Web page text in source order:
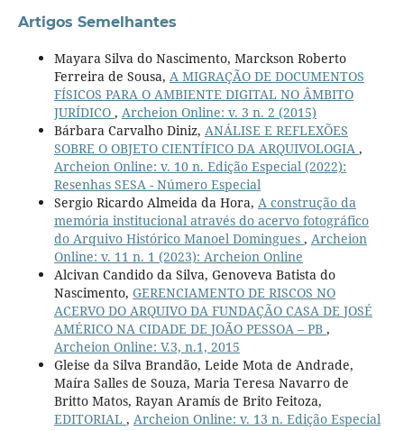
Artigos Semelhantes
Mayara Silva do Nascimento, Marckson Roberto
Ferreira de Sousa, A MIGRAÇÃO DE DOCUMENTOS
FÍSICOS PARA O AMBIENTE DIGITAL NO ÂMBITO
JURÍDICO , Archeion Online: v. 3 n. 2 (2015)
Bárbara Carvalho Diniz, ANÁLISE E REFLEXÕES
SOBRE O OBJETO CIENTÍFICO DA ARQUIVOLOGIA ,
Archeion Online: v. 10 n. Edição Especial (2022):
Resenhas SESA - Número Especial
Sergio Ricardo Almeida da Hora, A construção da
memória institucional através do acervo fotográfico
do Arquivo Histórico Manoel Domingues , Archeion
Online: v. 11 n. 1 (2023): Archeion Online
Alcivan Candido da Silva, Genoveva Batista do
Nascimento, GERENCIAMENTO DE RISCOS NO
ACERVO DO ARQUIVO DA FUNDAÇÃO CASA DE JOSÉ
AMÉRICO NA CIDADE DE JOÃO PESSOA – PB ,
Archeion Online: V.3, n.1, 2015
Gleise da Silva Brandão, Leide Mota de Andrade,
Maíra Salles de Souza, Maria Teresa Navarro de
Britto Matos, Rayan Aramís de Brito Feitoza,
EDITORIAL , Archeion Online: v. 13 n. Edição Especial